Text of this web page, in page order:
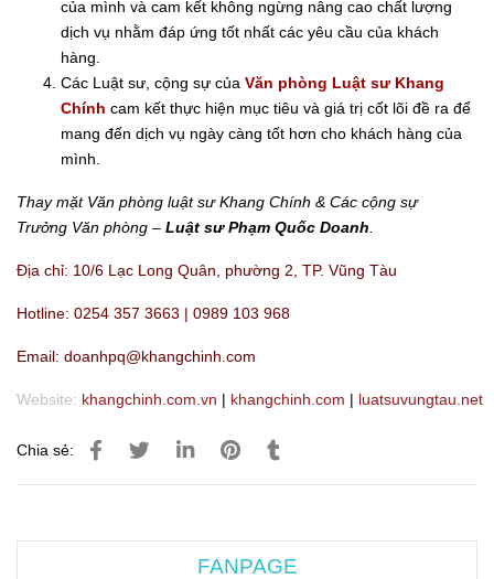
của mình và cam kết không ngừng nâng cao chất lượng
dịch vụ nhằm đáp ứng tốt nhất các yêu cầu của khách
hàng.
Các Luật sư, cộng sự của Văn phòng Luật sư Khang
Chính cam kết thực hiện mục tiêu và giá trị cốt lõi đề ra để
mang đến dịch vụ ngày càng tốt hơn cho khách hàng của
mình.
Thay mặt Văn phòng luật sư Khang Chính & Các cộng sự
Trưởng Văn phòng – Luật sư Phạm Quốc Doanh
Địa chỉ: 10/6 Lạc Long Quân, phường 2, TP. Vũng Tàu
Hotline: 0254 357 3663 | 0989 103 968
Email: doanhpq@khangchinh.com
Website: khangchinh.com.vn | khangchinh.com | luatsuvungtau.net
Chia sẻ:
FANPAGE